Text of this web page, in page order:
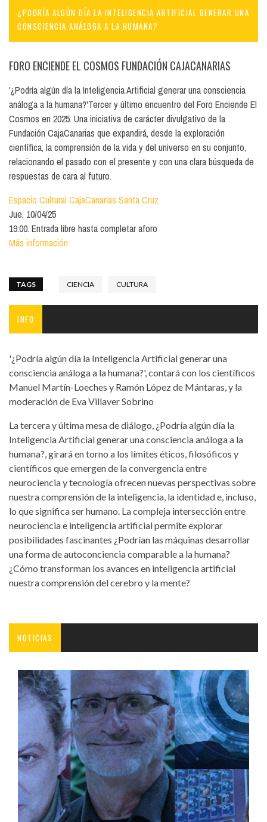
¿PODRÍA ALGÚN DÍA LA INTELIGENCIA ARTIFICIAL GENERAR UNA
CONSCIENCIA ANÁLOGA A LA HUMANA?
FORO ENCIENDE EL COSMOS FUNDACIÓN CAJACANARIAS
'¿Podría algún día la Inteligencia Artificial generar una consciencia
análoga a la humana?'Tercer y último encuentro del Foro Enciende El
Cosmos en 2025. Una iniciativa de carácter divulgativo de la
Fundación CajaCanarias que expandirá, desde la exploración
científica, la comprensión de la vida y del universo en su conjunto,
relacionando el pasado con el presente y con una clara búsqueda de
respuestas de cara al futuro.
Espacio Cultural CajaCanarias Santa Cruz
Jue, 10/04/25
19:00. Entrada libre hasta completar aforo
Más información
TAGS CIENCIA CULTURA
INFO
'¿Podría algún día la Inteligencia Artificial generar una
consciencia análoga a la humana?', contará con los científicos
Manuel Martín-Loeches y Ramón López de Mántaras, y la
moderación de Eva Villaver Sobrino
La tercera y última mesa de diálogo, ¿Podría algún día la
Inteligencia Artificial generar una consciencia análoga a la
humana?, girará en torno a los límites éticos, filosóficos y
científicos que emergen de la convergencia entre
neurociencia y tecnología ofrecen nuevas perspectivas sobre
nuestra comprensión de la inteligencia, la identidad e, incluso,
lo que significa ser humano. La compleja intersección entre
neurociencia e inteligencia artificial permite explorar
posibilidades fascinantes ¿Podrían las máquinas desarrollar
una forma de autoconciencia comparable a la humana?
¿Cómo transforman los avances en inteligencia artificial
nuestra comprensión del cerebro y la mente?
NOTICIAS